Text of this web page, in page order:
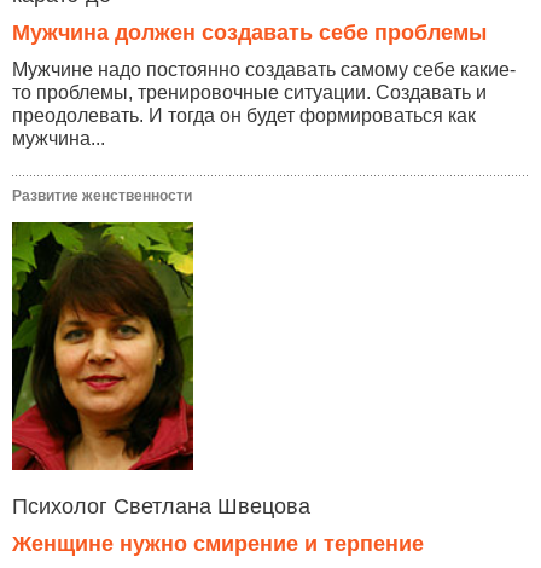
Мужчина должен создавать себе проблемы
Мужчине надо постоянно создавать самому себе какие-
то проблемы, тренировочные ситуации. Создавать и
преодолевать. И тогда он будет формироваться как
мужчина...
Развитие женственности
Психолог Светлана Швецова
Женщине нужно смирение и терпение